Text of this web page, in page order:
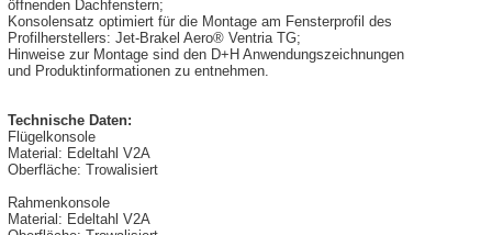
öffnenden Dachfenstern;
Konsolensatz optimiert für die Montage am Fensterprofil des
Profilherstellers: Jet-Brakel Aero® Ventria TG;
Hinweise zur Montage sind den D+H Anwendungszeichnungen
und Produktinformationen zu entnehmen.
Technische Daten:
Flügelkonsole
Material: Edeltahl V2A
Oberfläche: Trowalisiert
Rahmenkonsole
Material: Edeltahl V2A